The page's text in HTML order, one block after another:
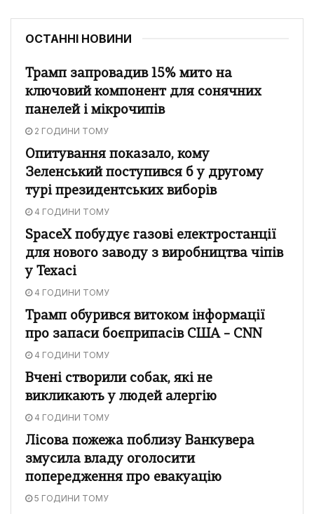
ОСТАННІ НОВИНИ
Трамп запровадив 15% мито на
ключовий компонент для сонячних
панелей і мікрочипів
2 ГОДИНИ ТОМУ
Опитування показало, кому
Зеленський поступився б у другому
турі президентських виборів
4 ГОДИНИ ТОМУ
SpaceX побудує газові електростанції
для нового заводу з виробництва чіпів
у Техасі
4 ГОДИНИ ТОМУ
Трамп обурився витоком інформації
про запаси боєприпасів США – CNN
4 ГОДИНИ ТОМУ
Вчені створили собак, які не
викликають у людей алергію
4 ГОДИНИ ТОМУ
Лісова пожежа поблизу Ванкувера
змусила владу оголосити
попередження про евакуацію
5 ГОДИНИ ТОМУ